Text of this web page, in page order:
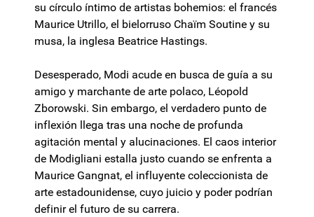
su círculo íntimo de artistas bohemios: el francés
Maurice Utrillo, el bielorruso Chaïm Soutine y su
musa, la inglesa Beatrice Hastings.
Desesperado, Modi acude en busca de guía a su
amigo y marchante de arte polaco, Léopold
Zborowski. Sin embargo, el verdadero punto de
inflexión llega tras una noche de profunda
agitación mental y alucinaciones. El caos interior
de Modigliani estalla justo cuando se enfrenta a
Maurice Gangnat, el influyente coleccionista de
arte estadounidense, cuyo juicio y poder podrían
definir el futuro de su carrera.